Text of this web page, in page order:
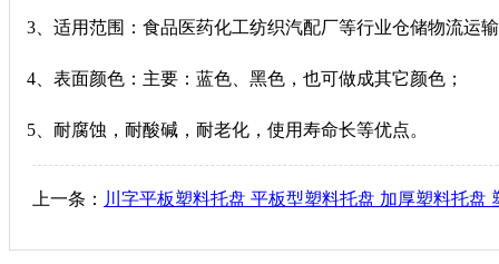
3、适用范围：食品医药化工纺织汽配厂等行业仓储物流运
4、表面颜色：主要：蓝色、黑色，也可做成其它颜色；
5、耐腐蚀，耐酸碱，耐老化，使用寿命长等优点。
上一条： 川字平板塑料托盘 平板型塑料托盘 加厚塑料托盘